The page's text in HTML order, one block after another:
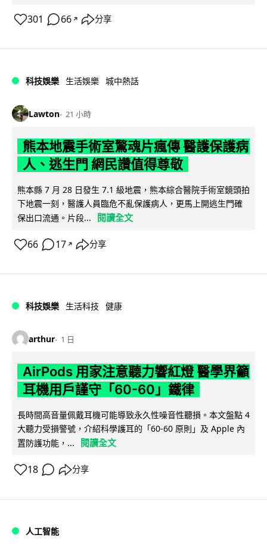
301 66 ↗ 分享
科技娛樂 生活娛樂 城中熱話
Lawton 21 小時
熊本地震手術室驚魂片瘋傳 醫護保護病
人、逃生門 網民讚值得尊敬
熊本縣 7 月 28 日發生 7.1 級地震，熊本綜合醫院手術室鏡頭拍
下地震一刻，醫護人員臨危不亂保護病人，更馬上開逃生門確
保出口流通。片段...
閱讀全文
66 17 ↗ 分享
科技娛樂 生活科技 健康
arthur 1 日
AirPods 用家注意聽力響紅燈 醫學界籲
耳機用戶謹守「60-60」鐵律
長時間高音量佩戴耳機可能導致永久性噪音性聽損。本文盤點 4
大聽力受損警號，介紹科學護耳的「60-60 原則」及 Apple 內
置防護功能，...
閱讀全文
18 分享
人工智能